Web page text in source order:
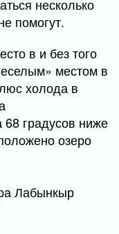
несколько
помогут.
в и без того
местом в
холода в
68 градусов ниже
озеро